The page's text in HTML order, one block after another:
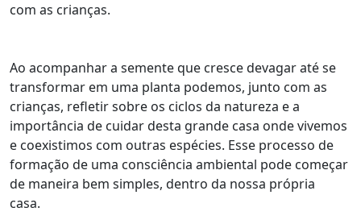
com as crianças.
Ao acompanhar a semente que cresce devagar até se
transformar em uma planta podemos, junto com as
crianças, refletir sobre os ciclos da natureza e a
importância de cuidar desta grande casa onde vivemos
e coexistimos com outras espécies. Esse processo de
formação de uma consciência ambiental pode começar
de maneira bem simples, dentro da nossa própria
casa.